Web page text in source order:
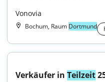
Vonovia
Bochum, Raum Dortmund
Verkäufer in Teilzeit